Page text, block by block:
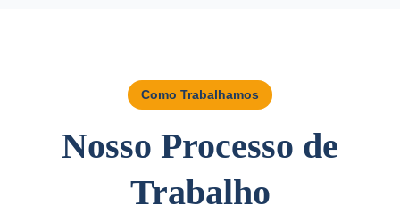
Como Trabalhamos
Nosso Processo de
Trabalho